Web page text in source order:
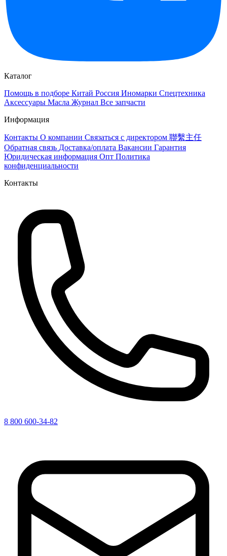
Каталог
Помощь в подборе Китай Россия Иномарки Спецтехника
Аксессуары Масла Журнал Все запчасти
Информация
Контакты О компании Связаться с директором 聯繫主任
Обратная связь Доставка/оплата Вакансии Гарантия
Юридическая информация Опт Политика
конфиденциальности
Контакты
8 800 600-34-82